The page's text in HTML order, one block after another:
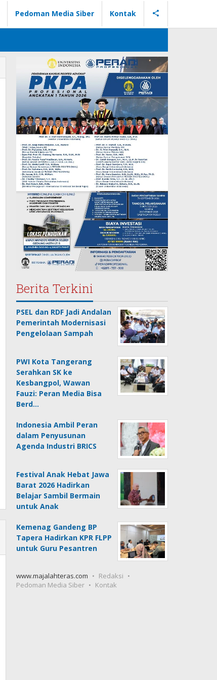
Pedoman Media Siber Kontak
Berita Terkini
PSEL dan RDF Jadi Andalan
Pemerintah Modernisasi
Pengelolaan Sampah
PWI Kota Tangerang
Serahkan SK ke
Kesbangpol, Wawan
Fauzi: Peran Media Bisa
Berd…
Indonesia Ambil Peran
dalam Penyusunan
Agenda Industri BRICS
Festival Anak Hebat Jawa
Barat 2026 Hadirkan
Belajar Sambil Bermain
untuk Anak
Kemenag Gandeng BP
Tapera Hadirkan KPR FLPP
untuk Guru Pesantren
www.majalahteras.com
Redaksi
Pedoman Media Siber
Kontak